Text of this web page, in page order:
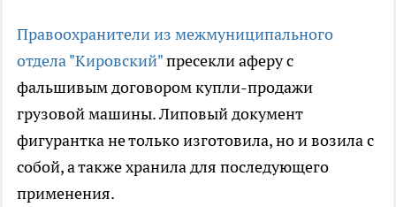
Правоохранители из межмуниципального
отдела "Кировский"пресекли аферу с
фальшивым договором купли-продажи
грузовой машины. Липовый документ
фигурантка не только изготовила, но и возила с
собой, а также хранила для последующего
применения.